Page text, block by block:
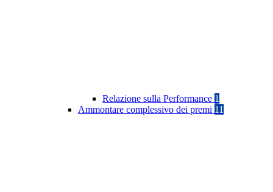
Relazione sulla Performance 1
Ammontare complessivo dei premi 11